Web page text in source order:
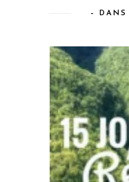
– DANS